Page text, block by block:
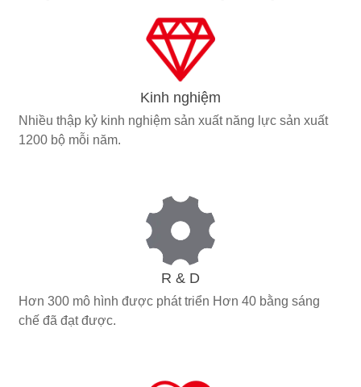
Kinh nghiệm
Nhiều thập kỷ kinh nghiệm sản xuất năng lực sản xuất
1200 bộ mỗi năm.
R & D
Hơn 300 mô hình được phát triển Hơn 40 bằng sáng
chế đã đạt được.